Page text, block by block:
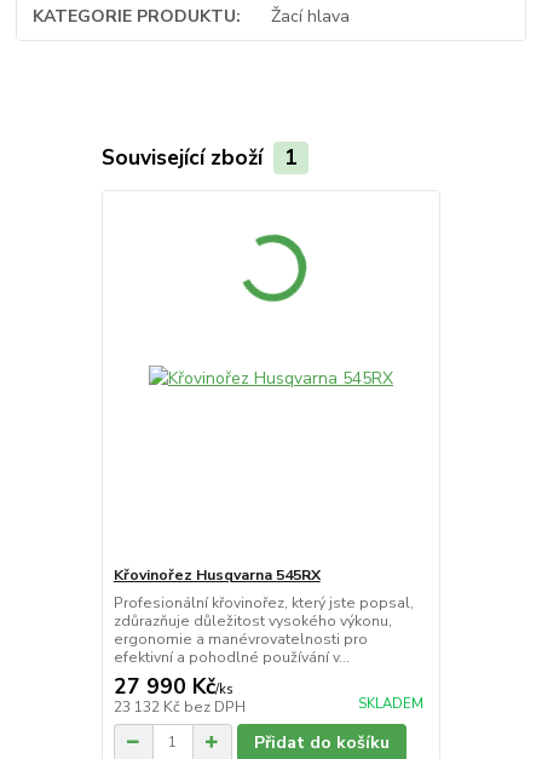
KATEGORIE PRODUKTU Žací hlava
Související zboží 1
Křovinořez Husqvarna 545RX
Profesionální křovinořez, který jste popsal,
zdůrazňuje důležitost vysokého výkonu,
ergonomie a manévrovatelnosti pro
efektivní a pohodlné používání v...
27 990 Kč/ks
23 132 Kč bez DPH SKLADEM
Přidat do košíku